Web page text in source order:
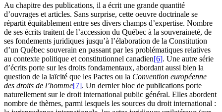
Au chapitre des publications, il a écrit une grande quantité
d’ouvrages et articles. Sans surprise, cette oeuvre doctrinale se
répartit équitablement entre ses divers champs d’expertise. Nombre
de ses écrits traitent de l’accession du Québec à la souveraineté, de
ses fondements juridiques jusqu’à l’élaboration de la Constitution
d’un Québec souverain en passant par les problématiques relatives
au contexte politique et constitutionnel canadien[6]. Une autre série
d’écrits porte sur les droits fondamentaux, abordant aussi bien la
question de la laïcité que les Pactes ou la Convention européenne
des droits de l’homme[7]. Un dernier bloc de publications porte
naturellement sur le droit international public général. Elles abordent
nombre de thèmes, parmi lesquels les sources du droit international :